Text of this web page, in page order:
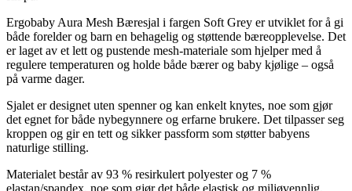
Ergobaby Aura Mesh Bæresjal i fargen Soft Grey er utviklet for å gi
både forelder og barn en behagelig og støttende bæreopplevelse. Det
er laget av et lett og pustende mesh-materiale som hjelper med å
regulere temperaturen og holde både bærer og baby kjølige – også
på varme dager.
Sjalet er designet uten spenner og kan enkelt knytes, noe som gjør
det egnet for både nybegynnere og erfarne brukere. Det tilpasser seg
kroppen og gir en tett og sikker passform som støtter babyens
naturlige stilling.
Materialet består av 93 % resirkulert polyester og 7 %